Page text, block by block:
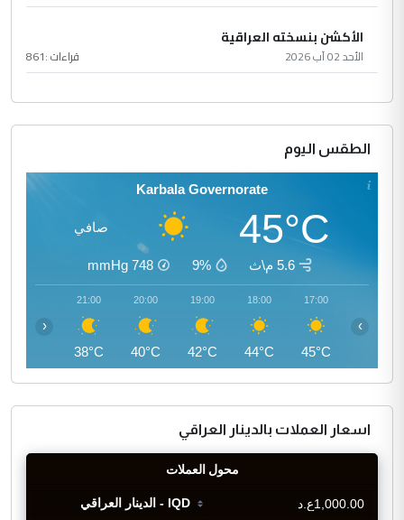
الأكشن بنسخته العراقية
الأحد 02 آب 2026 قراءات :861
الطقس اليوم
Karbala Governorate
45°C صافي
5.6 م\ث 9%
748
mmHg
17:00
45°C
18:00
44°C
19:00
42°C
20:00
40°C
21:00
38°C
‹ ›
اسعار العملات بالدينار العراقي